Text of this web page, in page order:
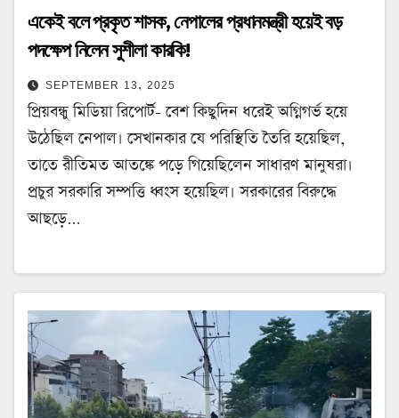
একেই বলে প্রকৃত শাসক, নেপালের প্রধানমন্ত্রী হয়েই বড়
পদক্ষেপ নিলেন সুশীলা কারকি!
SEPTEMBER 13, 2025
প্রিয়বন্ধু মিডিয়া রিপোর্ট- বেশ কিছুদিন ধরেই অগ্নিগর্ভ হয়ে
উঠেছিল নেপাল। সেখানকার যে পরিস্থিতি তৈরি হয়েছিল,
তাতে রীতিমত আতঙ্কে পড়ে গিয়েছিলেন সাধারণ মানুষরা।
প্রচুর সরকারি সম্পত্তি ধ্বংস হয়েছিল। সরকারের বিরুদ্ধে
আছড়ে…